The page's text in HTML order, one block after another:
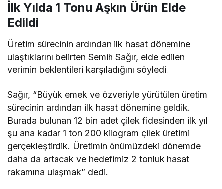
İlk Yılda 1 Tonu Aşkın Ürün Elde
Edildi
Üretim sürecinin ardından ilk hasat dönemine
ulaştıklarını belirten Semih Sağır, elde edilen
verimin beklentileri karşıladığını söyledi.
Sağır, “Büyük emek ve özveriyle yürütülen üretim
sürecinin ardından ilk hasat dönemine geldik.
Burada bulunan 12 bin adet çilek fidesinden ilk yıl
şu ana kadar 1 ton 200 kilogram çilek üretimi
gerçekleştirdik. Üretimin önümüzdeki dönemde
daha da artacak ve hedefimiz 2 tonluk hasat
rakamına ulaşmak” dedi.